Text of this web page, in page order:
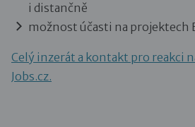
i distančně
možnost účasti na projektech
Celý inzerát a kontakt pro reakci
Jobs.cz.